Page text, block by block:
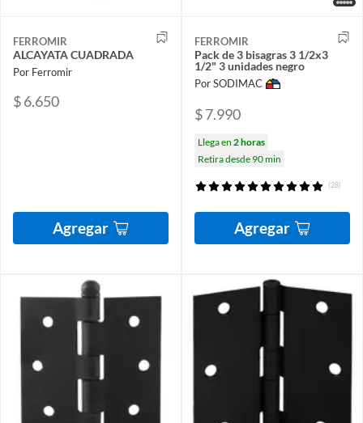
FERROMIR
ALCAYATA CUADRADA
Por Ferromir
$ 6.650
Agregar
FERROMIR
Pack de 3 bisagras 3 1/2x3
1/2" 3 unidades negro
Por SODIMAC
$ 7.990
Llega en 2 horas
Retira desde 90 min
(28)
Agregar